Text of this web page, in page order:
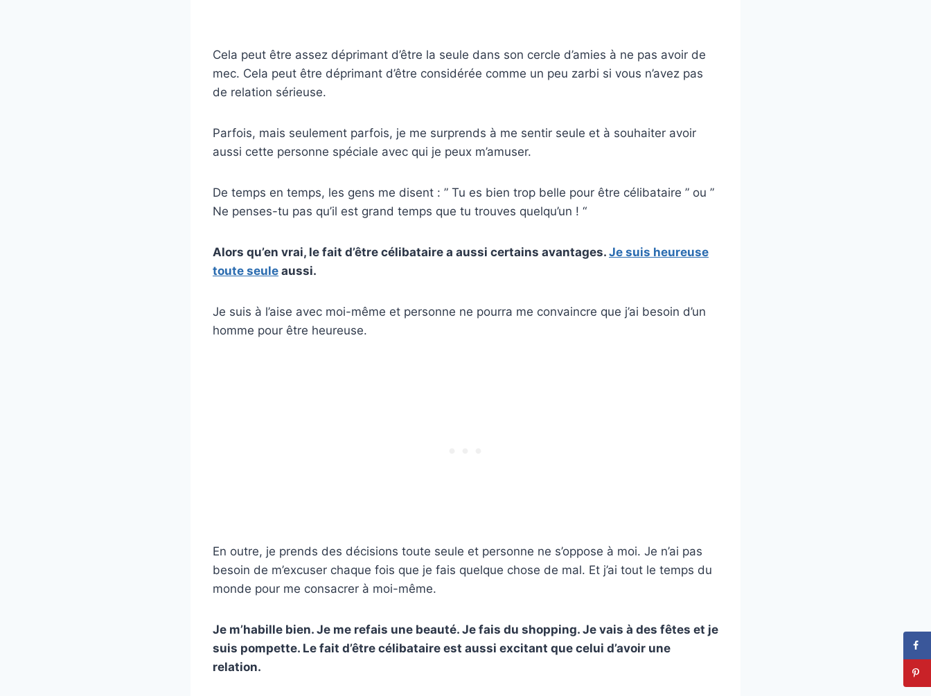
Cela peut être assez déprimant d’être la seule dans son cercle d’amies à ne pas avoir de
mec. Cela peut être déprimant d’être considérée comme un peu zarbi si vous n’avez pas
de relation sérieuse.
Parfois, mais seulement parfois, je me surprends à me sentir seule et à souhaiter avoir
aussi cette personne spéciale avec qui je peux m’amuser.
De temps en temps, les gens me disent : ” Tu es bien trop belle pour être célibataire ” ou ”
Ne penses-tu pas qu’il est grand temps que tu trouves quelqu’un ! “
Alors qu’en vrai, le fait d’être célibataire a aussi certains avantages. Je suis heureuse
toute seule aussi.
Je suis à l’aise avec moi-même et personne ne pourra me convaincre que j’ai besoin d’un
homme pour être heureuse.
En outre, je prends des décisions toute seule et personne ne s’oppose à moi. Je n’ai pas
besoin de m’excuser chaque fois que je fais quelque chose de mal. Et j’ai tout le temps du
monde pour me consacrer à moi-même.
Je m’habille bien. Je me refais une beauté. Je fais du shopping. Je vais à des fêtes et je
suis pompette. Le fait d’être célibataire est aussi excitant que celui d’avoir une
relation.